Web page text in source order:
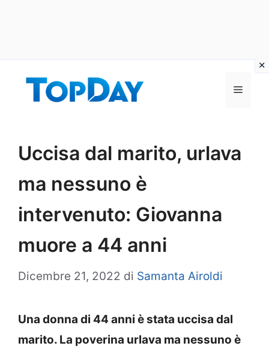
Menu
Uccisa dal marito, urlava
ma nessuno è
intervenuto: Giovanna
muore a 44 anni
Dicembre 21, 2022 di Samanta Airoldi
Una donna di 44 anni è stata uccisa dal
marito. La poverina urlava ma nessuno è